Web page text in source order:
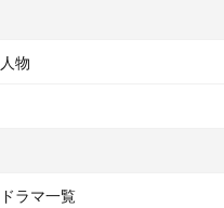
人物
ドラマ一覧